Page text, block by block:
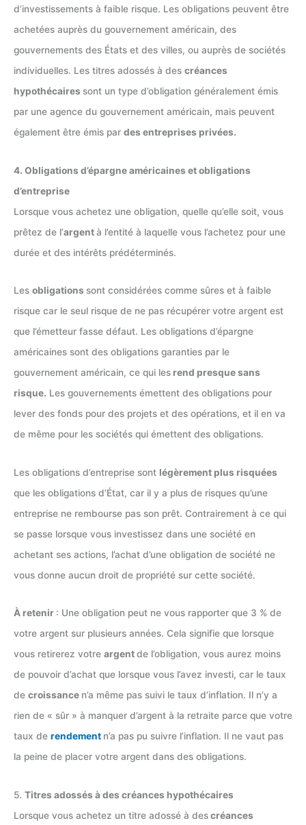
d’investissements à faible risque. Les obligations peuvent être
achetées auprès du gouvernement américain, des
gouvernements des États et des villes, ou auprès de sociétés
individuelles. Les titres adossés à des créances
hypothécaires sont un type d’obligation généralement émis
par une agence du gouvernement américain, mais peuvent
également être émis par des entreprises privées.
4. Obligations d’épargne américaines et obligations
d’entreprise
Lorsque vous achetez une obligation, quelle qu’elle soit, vous
prêtez de l’argentà l’entité à laquelle vous l’achetez pour une
durée et des intérêts prédéterminés.
Les obligations sont considérées comme sûres et à faible
risque car le seul risque de ne pas récupérer votre argent est
que l’émetteur fasse défaut. Les obligations d’épargne
américaines sont des obligations garanties par le
gouvernement américain, ce qui les rend presque sans
risque. Les gouvernements émettent des obligations pour
lever des fonds pour des projets et des opérations, et il en va
de même pour les sociétés qui émettent des obligations.
Les obligations d’entreprise sont légèrement plus risquées
que les obligations d’État, car il y a plus de risques qu’une
entreprise ne rembourse pas son prêt. Contrairement à ce qui
se passe lorsque vous investissez dans une société en
achetant ses actions, l’achat d’une obligation de société ne
vous donne aucun droit de propriété sur cette société.
À retenir : Une obligation peut ne vous rapporter que 3 % de
votre argent sur plusieurs années. Cela signifie que lorsque
vous retirerez votre argentde l’obligation, vous aurez moins
de pouvoir d’achat que lorsque vous l’avez investi, car le taux
de croissance n’a même pas suivi le taux d’inflation. Il n’y a
rien de « sûr » à manquer d’argent à la retraite parce que votre
taux de rendement n’a pas pu suivre l’inflation. Il ne vaut pas
la peine de placer votre argent dans des obligations.
5. Titres adossés à des créances hypothécaires
Lorsque vous achetez un titre adossé à descréances